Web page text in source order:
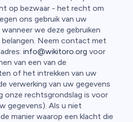
op bezwaar - het recht om
ons gebruik van uw
we deze gebruiken
Neem contact met
info@wikitoro.org voor
van een van de
of het intrekken van uw
verwerking van uw gegevens
onze rechtsgrondslag is voor
gegevens). Als u niet
manier waarop een klacht die